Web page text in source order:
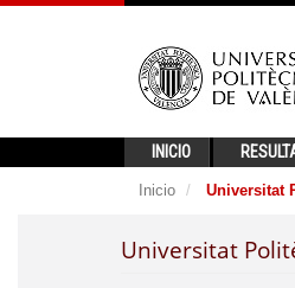
INICIO
Inicio Universitat
Universitat